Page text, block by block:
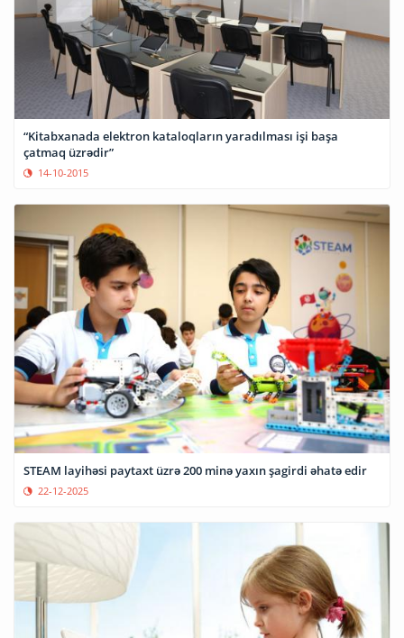
“Kitabxanada elektron kataloqların yaradılması işi başa
çatmaq üzrədir”
14-10-2015
STEAM layihəsi paytaxt üzrə 200 minə yaxın şagirdi əhatə edir
22-12-2025